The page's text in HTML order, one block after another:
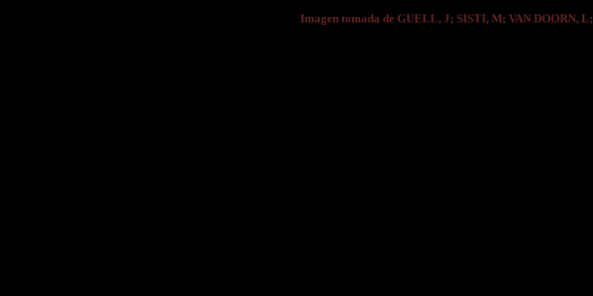
Imagen tomada de GUELL, J; SISTI, M; VAN DOORN, L;